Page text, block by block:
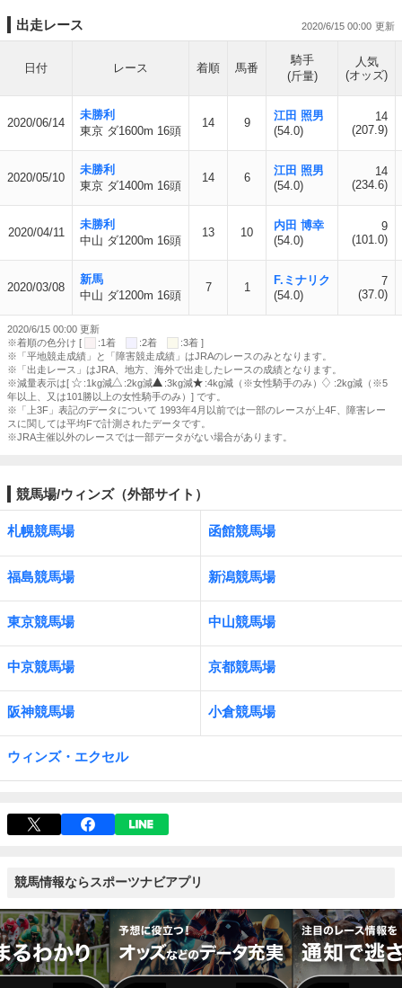
出走レース 2020/6/15 00:00
日付 レース 着順 馬番
騎手
(斤量)
人気
(オッズ)
2020/06/14
未勝利
東京 ダ1600m 16頭
14 9
江田 照男
(54.0)
14
(207.9)
2020/05/10
未勝利
東京 ダ1400m 16頭
14 6
江田 照男
(54.0)
14
(234.6)
2020/04/11
未勝利
中山 ダ1200m 16頭
13 10
内田 博幸
(54.0)
9
(101.0)
2020/03/08
新馬
中山 ダ1200m 16頭
7 1
F.ミナリク
(54.0)
7
(37.0)
2020/6/15 00:00 更新
※着順の色分け [
:1着 :2着
:3着 ]
※「平地競走成績」と「障害競走成績」はJRAのレースのみとなります。
※「出走レース」はJRA、地方、海外で出走したレースの成績となります。
※減量表示は[
:1kg減 :2kg減 :3kg減 :4kg減（※女性騎手のみ）
:2kg減（※5
年以上、又は101勝以上の女性騎手のみ）] です。
※「上3F」表記のデータについて 1993年4月以前では一部のレースが上4F、障害レー
スに関しては平均Fで計測されたデータです。
※JRA主催以外のレースでは一部データがない場合があります。
競馬場/ウィンズ（外部サイト）
札幌競馬場 函館競馬場
福島競馬場 新潟競馬場
東京競馬場 中山競馬場
中京競馬場 京都競馬場
阪神競馬場 小倉競馬場
ウィンズ・エクセル
競馬情報ならスポーツナビアプリ